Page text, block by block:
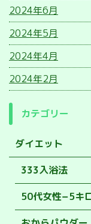
2024年6月
2024年5月
2024年4月
2024年2月
カテゴリー
ダイエット
333入浴法
50代女性−5キ